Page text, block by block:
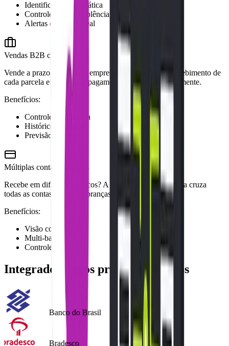
Identificação automática
Controle de inadimplência
Alertas em tempo real
Vendas B2B com prazo
Vende a prazo para outras empresas? Acompanhe o recebimento de
cada parcela e identifique pagamentos atrasados rapidamente.
Benefícios:
Controle por parcela
Histórico completo
Previsão de caixa
Múltiplas contas bancárias
Recebe em diferentes bancos? A conciliação centralizada cruza
todas as contas com as cobranças emitidas.
Benefícios:
Visão consolidada
Multi-banco
Controle unificado
Integrado com os principais bancos
Banco do Brasil
Bradesco